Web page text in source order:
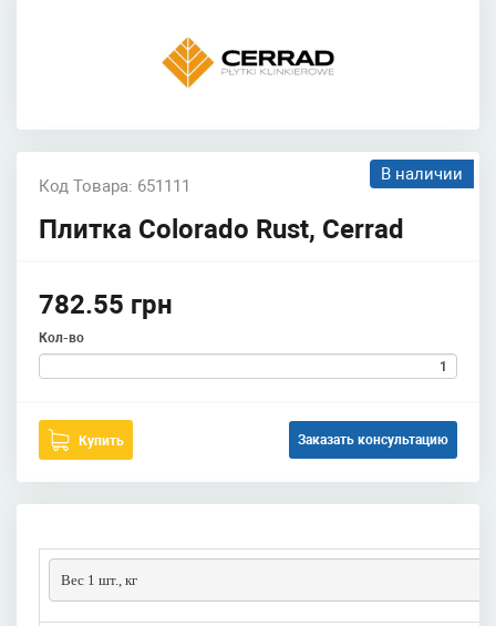
Код Товара: 651111
В наличии
Плитка Colorado Rust, Cerrad
782.55 грн
Кол-во
Купить Заказать консультацию
Вес 1 шт., кг